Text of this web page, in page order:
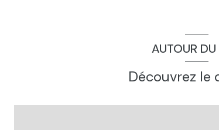
AUTOUR DU
Découvrez le